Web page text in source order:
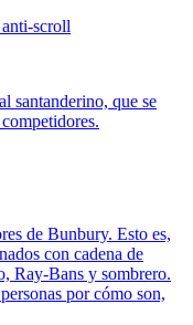
scroll
santanderino, que se
de Bunbury. Esto es,
con cadena de
Ray-Bans y sombrero.
por cómo son,